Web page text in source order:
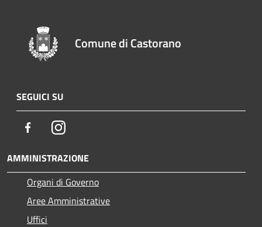
Comune di Castorano
SEGUICI SU
FacebookInstagram
AMMINISTRAZIONE
Organi di Governo
Aree Amministrative
Uffici